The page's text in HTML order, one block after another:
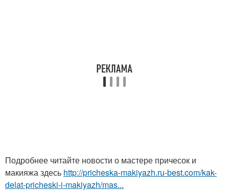
Подробнее читайте новости о мастере причесок и
макияжа здесь http://pricheska-makiyazh.ru-best.com/kak-
delat-pricheski-i-makiyazh/mas...